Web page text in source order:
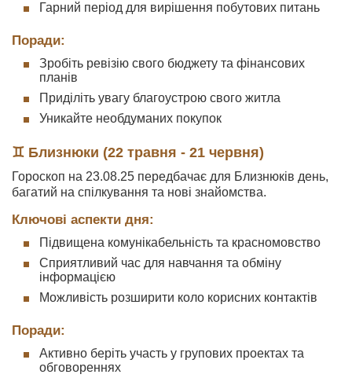
Гарний період для вирішення побутових питань
Поради:
Зробіть ревізію свого бюджету та фінансових
планів
Приділіть увагу благоустрою свого житла
Уникайте необдуманих покупок
♊ Близнюки (22 травня - 21 червня)
Гороскоп на 23.08.25 передбачає для Близнюків день,
багатий на спілкування та нові знайомства.
Ключові аспекти дня:
Підвищена комунікабельність та красномовство
Сприятливий час для навчання та обміну
інформацією
Можливість розширити коло корисних контактів
Поради:
Активно беріть участь у групових проектах та
обговореннях